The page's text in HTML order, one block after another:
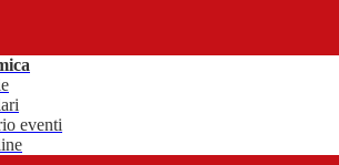
eventi